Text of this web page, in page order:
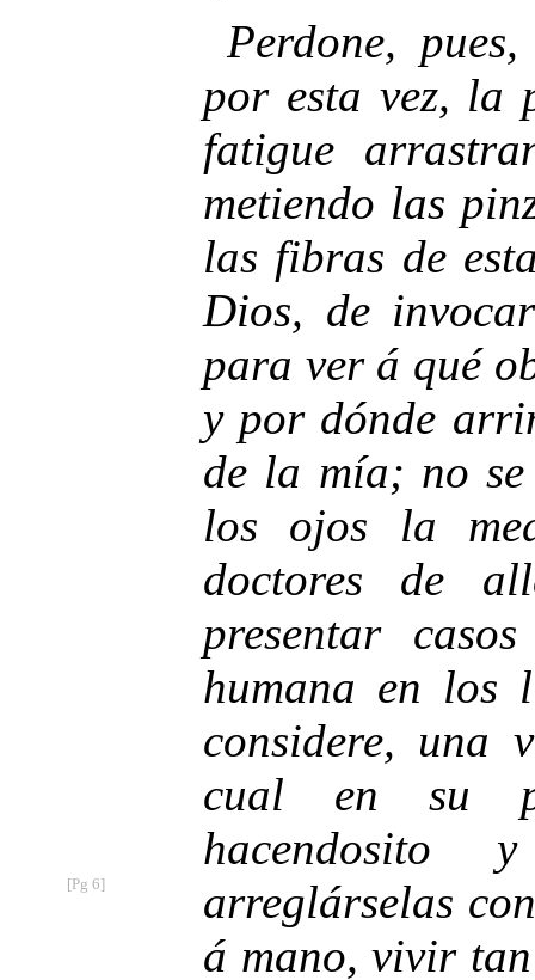
Perdone,
por esta vez, la
fatigue
metiendo las
las fibras de
Dios, de
para ver á qué
y por dónde
de la mía; no se
los ojos la
doctores de
presentar
humana en los
considere, una
cual en su
hacendosito
arreglárselas
[Pg 6]
á mano, vivir